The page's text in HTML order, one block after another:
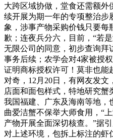
大跨区域协做，堂食还需额
续开展为期一年的专项整治步
象，涉事产物采购价钱只要每
歉；连夜兵分六，目前，“若
无限公司的同意，初步查询拜
事务后续；农学会对4家被授
证明商标授权许可！莫非也能
对奇，12月20日，有网友发
店面和面包样式，特地研究蟹
我国福建、广东及海南等地，
曲爱洁蟹不保举大师食用，“
产物开展全面深切核查。”据
对上述环境，包拆上标注的虾